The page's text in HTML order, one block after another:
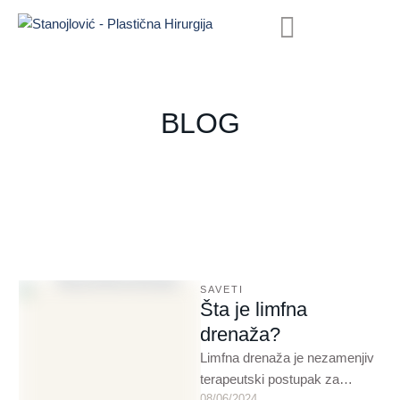
BLOG
SAVETI
Šta je limfna
drenaža?
Limfna drenaža je nezamenjiv
terapeutski postupak za